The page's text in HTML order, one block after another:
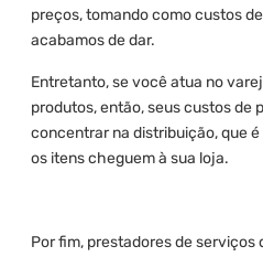
preços, tomando como custos
acabamos de dar.
Entretanto, se você atua no
produtos, então, seus custos de
concentrar na distribuição, que
os itens cheguem à sua loja.
Por fim, prestadores de serviços